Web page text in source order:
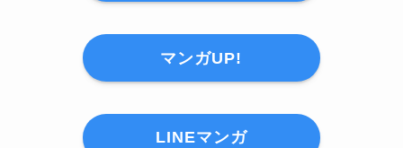
マンガUP!
LINEマンガ